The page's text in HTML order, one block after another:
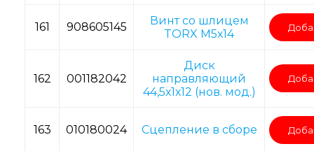
161 908605145
Винт со шлицем
TORX M5х14
162 001182042
Диск
направляющий
44,5х1х12 (нов. мод.)
163 010180024 Сцепление в сборе